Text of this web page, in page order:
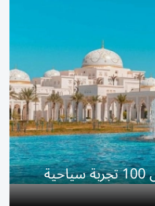
«قصر الوطن» ضمن قائمة أفضل 100 تجربة سياحية